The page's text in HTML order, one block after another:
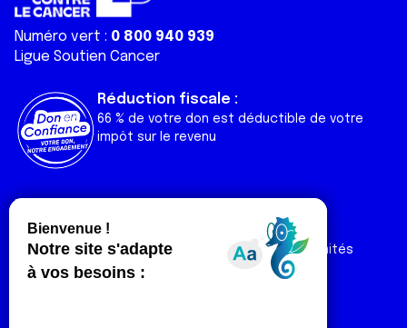
Numéro vert : 0 800 940 939
Ligue Soutien Cancer
Réduction fiscale :
66 % de votre don est déductible de votre
impôt sur le revenu
Liens utiles
Nos actualités
Nos publications
Contact
Espace Ligue & comités
Espace chercheur